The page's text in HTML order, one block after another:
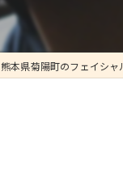
熊本県菊陽町のフェイシ